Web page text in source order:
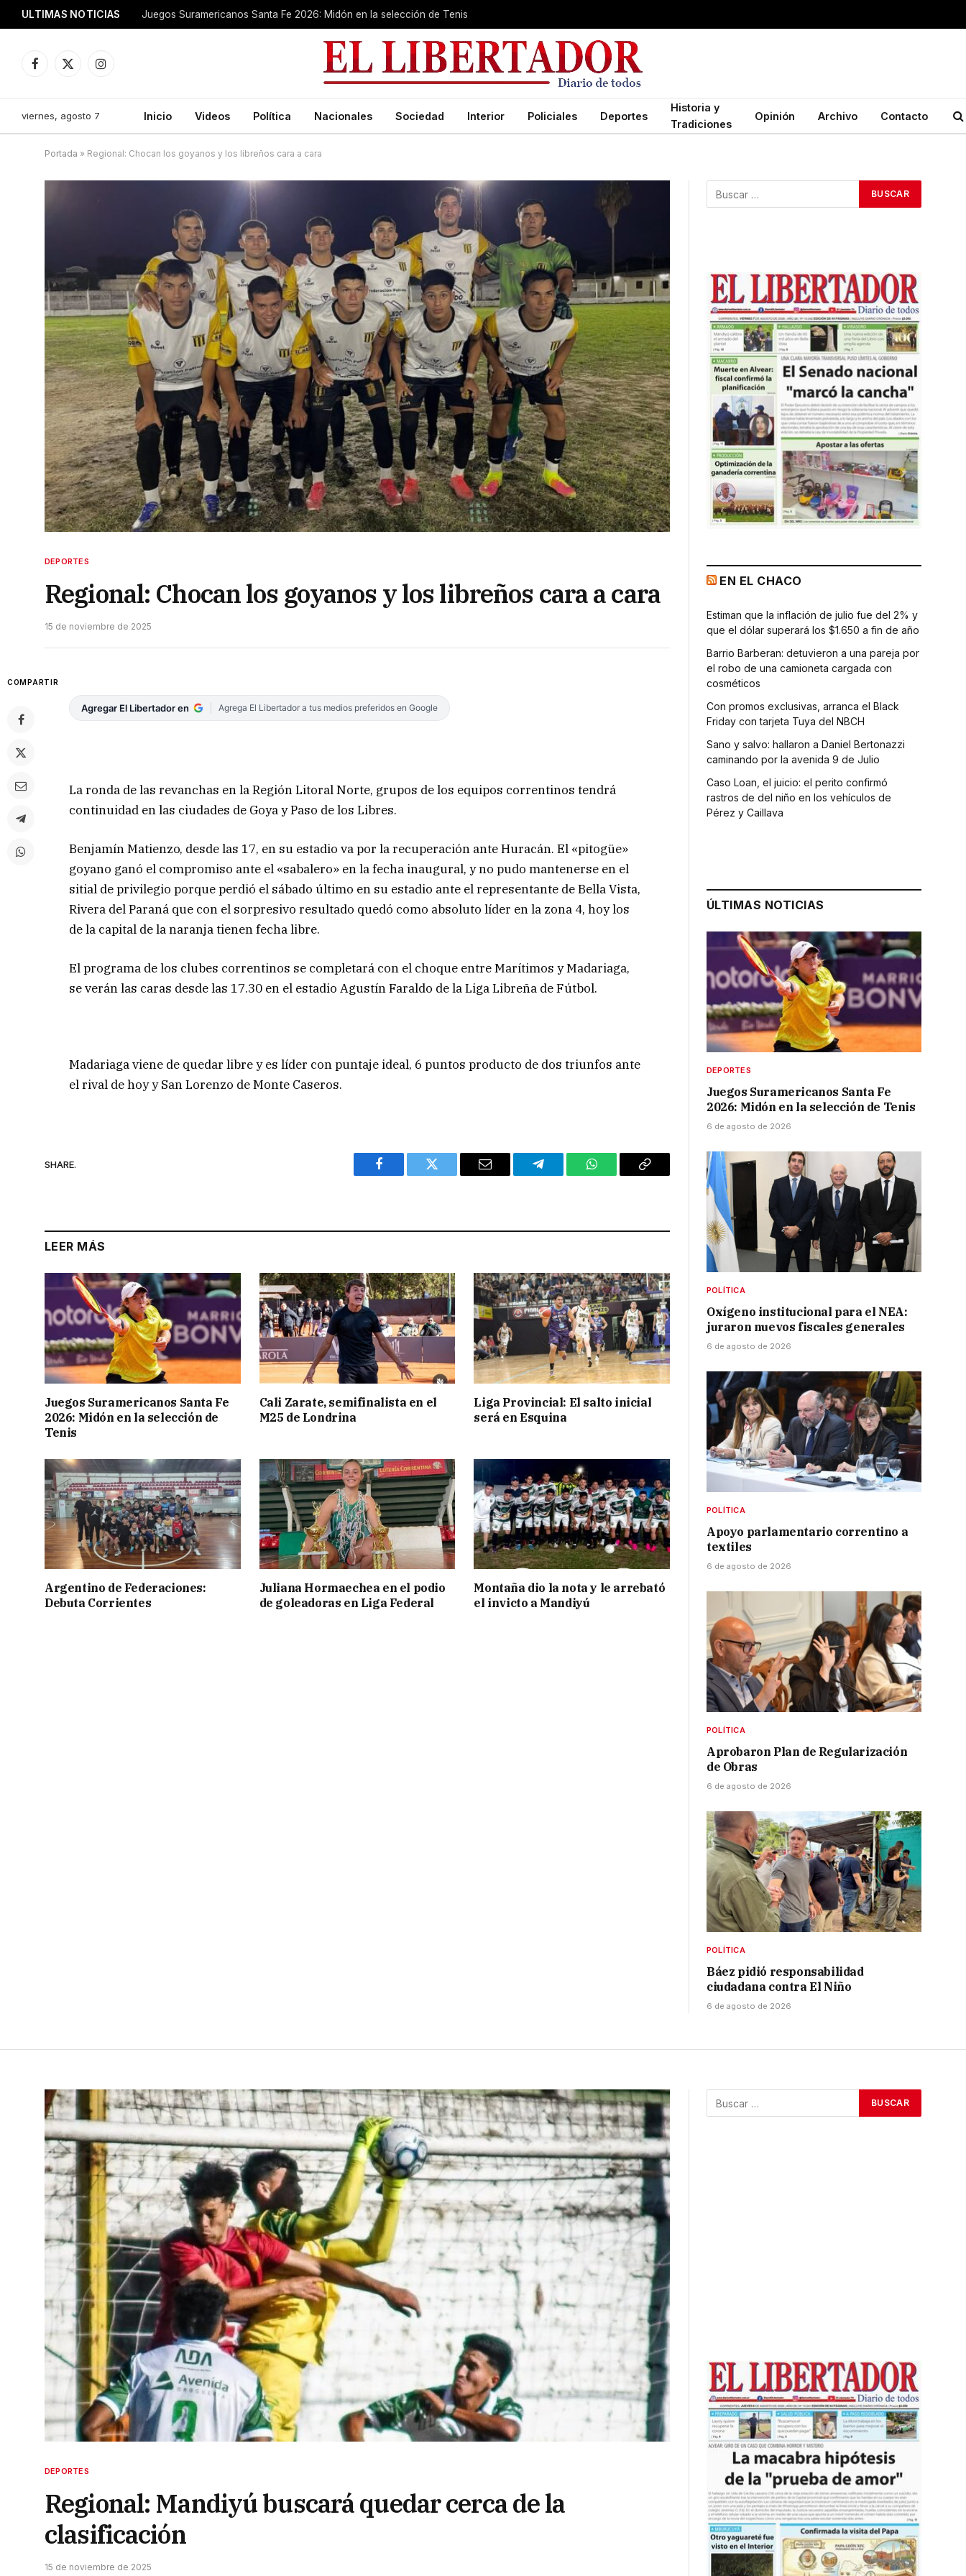
ULTIMAS NOTICIAS Juegos Suramericanos Santa Fe 2026: Midón en la selección de Tenis
Facebook
X
Instagram
viernes, agosto 7 Inicio Videos Política Nacionales Sociedad Interior Policiales Deportes
Historia y
Tradiciones
Opinión Archivo Contacto
Portada » Regional: Chocan los goyanos y los libreños cara a cara
DEPORTES
Regional: Chocan los goyanos y los libreños cara a cara
15 de noviembre de 2025
COMPARTIR
Agregar El Libertador en Agrega El Libertador a tus medios preferidos en Google
La ronda de las revanchas en la Región Litoral Norte, grupos de los equipos correntinos tendrá
continuidad en las ciudades de Goya y Paso de los Libres.
Benjamín Matienzo, desde las 17, en su estadio va por la recuperación ante Huracán. El «pitogüe»
goyano ganó el compromiso ante el «sabalero» en la fecha inaugural, y no pudo mantenerse en el
sitial de privilegio porque perdió el sábado último en su estadio ante el representante de Bella Vista,
Rivera del Paraná que con el sorpresivo resultado quedó como absoluto líder en la zona 4, hoy los
de la capital de la naranja tienen fecha libre.
El programa de los clubes correntinos se completará con el choque entre Marítimos y Madariaga,
se verán las caras desde las 17.30 en el estadio Agustín Faraldo de la Liga Libreña de Fútbol.
Madariaga viene de quedar libre y es líder con puntaje ideal, 6 puntos producto de dos triunfos ante
el rival de hoy y San Lorenzo de Monte Caseros.
SHARE.
Facebook Twitter Email Telegram WhatsAppCopy
LEER MÁS
Juegos Suramericanos Santa Fe
2026: Midón en la selección de
Tenis
Cali Zarate, semifinalista en el
M25 de Londrina
Liga Provincial: El salto inicial
será en Esquina
Argentino de Federaciones:
Debuta Corrientes
Juliana Hormaechea en el podio
de goleadoras en Liga Federal
Montaña dio la nota y le arrebató
el invicto a Mandiyú
EN EL CHACO
Estiman que la inflación de julio fue del 2% y
que el dólar superará los $1.650 a fin de año
Barrio Barberan: detuvieron a una pareja por
el robo de una camioneta cargada con
cosméticos
Con promos exclusivas, arranca el Black
Friday con tarjeta Tuya del NBCH
Sano y salvo: hallaron a Daniel Bertonazzi
caminando por la avenida 9 de Julio
Caso Loan, el juicio: el perito confirmó
rastros de del niño en los vehículos de
Pérez y Caillava
ÚLTIMAS NOTICIAS
DEPORTES
Juegos Suramericanos Santa Fe
2026: Midón en la selección de Tenis
6 de agosto de 2026
POLÍTICA
Oxígeno institucional para el NEA:
juraron nuevos fiscales generales
6 de agosto de 2026
POLÍTICA
Apoyo parlamentario correntino a
textiles
6 de agosto de 2026
POLÍTICA
Aprobaron Plan de Regularización
de Obras
6 de agosto de 2026
POLÍTICA
Báez pidió responsabilidad
ciudadana contra El Niño
6 de agosto de 2026
DEPORTES
Regional: Mandiyú buscará quedar cerca de la
clasificación
15 de noviembre de 2025